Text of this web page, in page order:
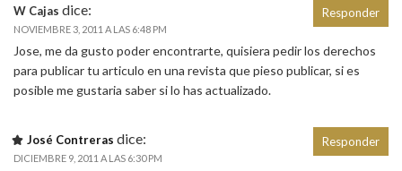
W Cajas dice:
NOVIEMBRE 3, 2011 A LAS 6:48 PM
Jose, me da gusto poder encontrarte, quisiera pedir los derechos
para publicar tu articulo en una revista que pieso publicar, si es
posible me gustaria saber si lo has actualizado.
Responder
José Contreras dice:
DICIEMBRE 9, 2011 A LAS 6:30 PM
Responder